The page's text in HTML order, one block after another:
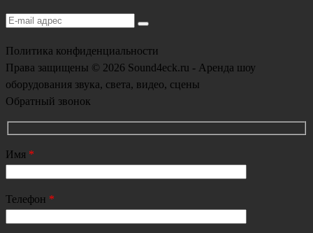
Политика конфиденциальности
Права защищены © 2026 Sound4eck.ru - Аренда шоу
оборудования звука, света, видео, сцены
Обратный звонок
Имя *
Телефон *